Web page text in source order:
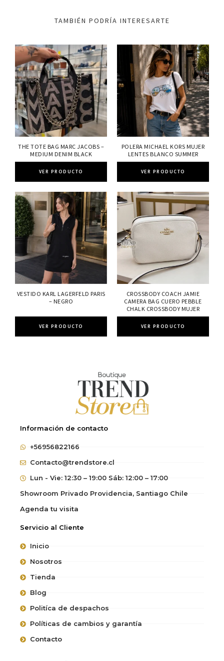
TAMBIÉN PODRÍA INTERESARTE
THE TOTE BAG MARC JACOBS –
MEDIUM DENIM BLACK
VER PRODUCTO
POLERA MICHAEL KORS MUJER
LENTES BLANCO SUMMER
VER PRODUCTO
VESTIDO KARL LAGERFELD PARIS
– NEGRO
VER PRODUCTO
CROSSBODY COACH JAMIE
CAMERA BAG CUERO PEBBLE
CHALK CROSSBODY MUJER
VER PRODUCTO
Información de contacto
+56956822166
Contacto@trendstore.cl
Lun - Vie: 12:30 – 19:00 Sáb: 12:00 – 17:00
Showroom Privado Providencia, Santiago Chile
Agenda tu visita
Servicio al Cliente
Inicio
Nosotros
Tienda
Blog
Politíca de despachos
Políticas de cambios y garantía
Contacto